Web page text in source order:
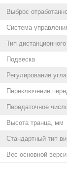
Выброс
Система
Тип
Подвеска
Регулирование
Переключение
Передаточное
Высота транца, мм
Стандартный тип
Вес основной